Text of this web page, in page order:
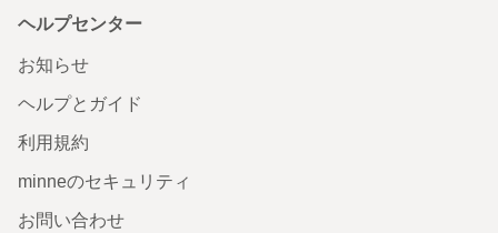
ヘルプセンター
お知らせ
ヘルプとガイド
利用規約
minneのセキュリティ
お問い合わせ